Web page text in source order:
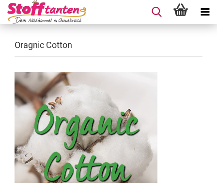
Oragnic Cotton